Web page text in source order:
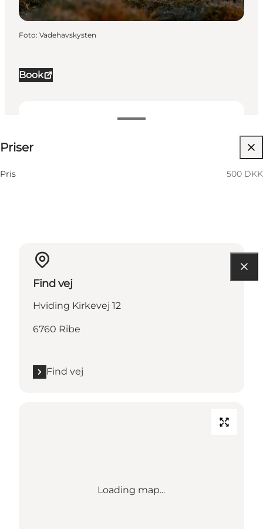
Book
Priser
Pris 500 DKK
Foto: Vadehavskysten
Find vej
Hviding Kirkevej 12
6760 Ribe
Find vej
Loading map...